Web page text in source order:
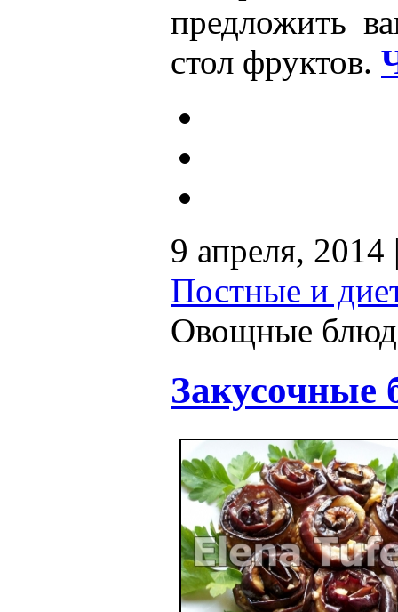
предложить
стол фруктов.
9 апреля,
Постные и
Овощные